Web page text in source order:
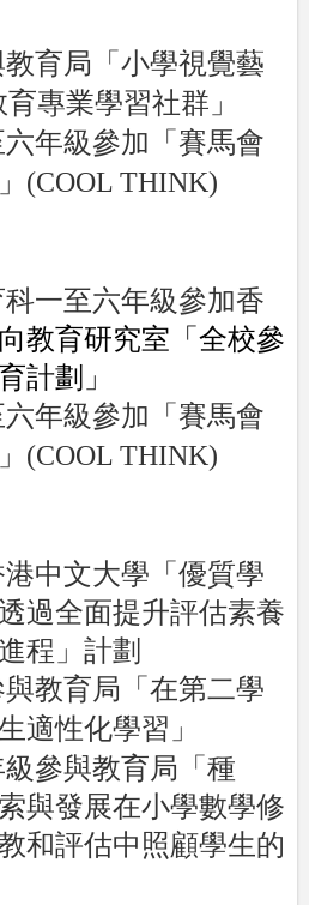
育局「 小學視覺藝
育專業學習社群」
年級參加「賽馬會
(COOL THINK)
一至六年級參加香
教育研究室「全校參
計劃」
年級參加「賽馬會
(COOL THINK)
中文大學「優質學
過全面提升評估素養
程」計劃
教育局「在第二學
適性化學習」
參與教育局「種
與發展在小學數學修
和評估中照顧學生的